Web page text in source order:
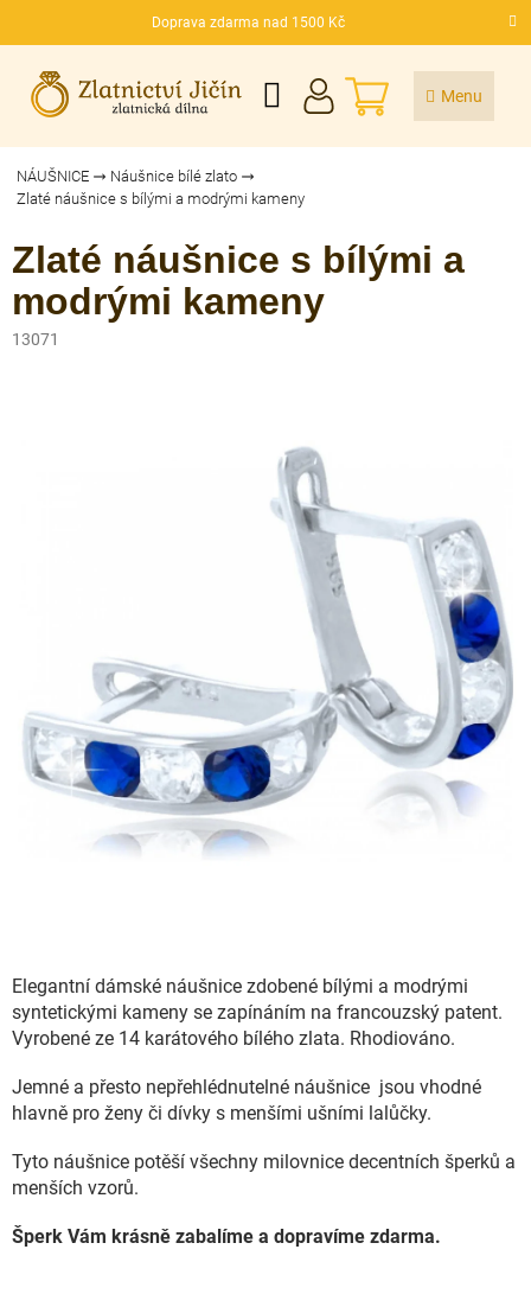
Doprava zdarma nad 1500 Kč
CZK
NÁKUPNÍ
KOŠÍK
NÁUŠNICE
Náušnice bílé zlato
Zlaté náušnice s bílými a modrými kameny
Zlaté náušnice s bílými a
modrými kameny
13071
Elegantní dámské náušnice zdobené bílými a modrými
syntetickými kameny se zapínáním na francouzský patent.
Vyrobené ze 14 karátového bílého zlata. Rhodiováno.
Jemné a přesto nepřehlédnutelné náušnice jsou vhodné
hlavně pro ženy či dívky s menšími ušními lalůčky.
Tyto náušnice potěší všechny milovnice decentních šperků a
menších vzorů.
Šperk Vám krásně zabalíme a dopravíme zdarma.